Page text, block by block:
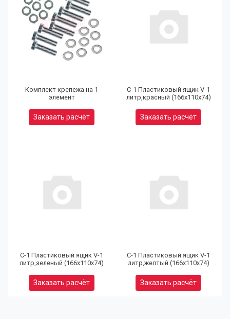
Комплект крепежа на 1
элемент
Заказать расчёт
С-1 Пластиковый ящик V-1
литр,красный (166х110х74)
Заказать расчёт
С-1 Пластиковый ящик V-1
литр,зеленый (166х110х74)
Заказать расчёт
С-1 Пластиковый ящик V-1
литр,желтый (166х110х74)
Заказать расчёт